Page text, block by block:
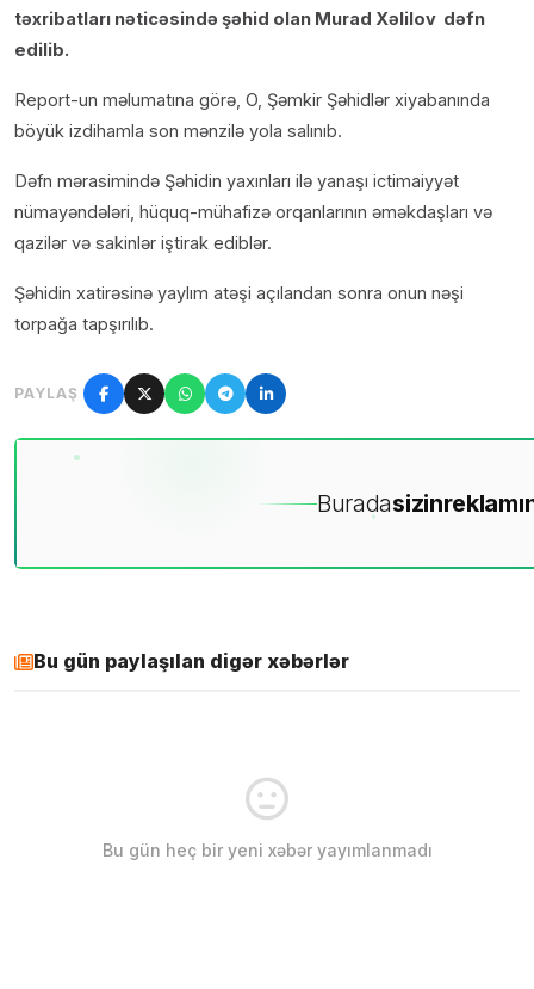
təxribatları nəticəsində şəhid olan Murad Xəlilov dəfn
edilib.
Report-un məlumatına görə, O, Şəmkir Şəhidlər xiyabanında
böyük izdihamla son mənzilə yola salınıb.
Dəfn mərasimində Şəhidin yaxınları ilə yanaşı ictimaiyyət
nümayəndələri, hüquq-mühafizə orqanlarının əməkdaşları və
qazilər və sakinlər iştirak ediblər.
Şəhidin xatirəsinə yaylım atəşi açılandan sonra onun nəşi
torpağa tapşırılıb.
PAYLAŞ
Buradasizin
Bu gün paylaşılan digər xəbərlər
Bu gün heç bir yeni xəbər yayımlanmadı